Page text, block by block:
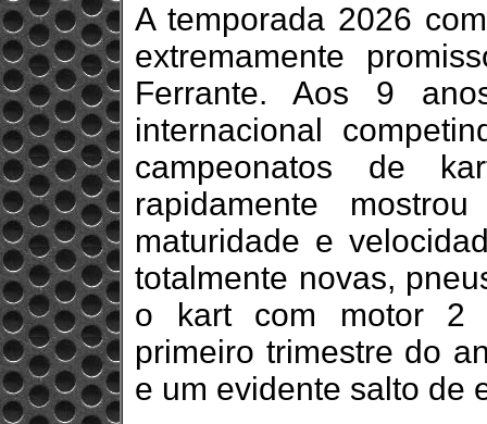
A temporada 2026
extremamente
Ferrante. Aos 9
internacional
campeonatos de
rapidamente
maturidade e
totalmente novas,
o kart com motor 2
primeiro trimestre do
e um evidente salto de